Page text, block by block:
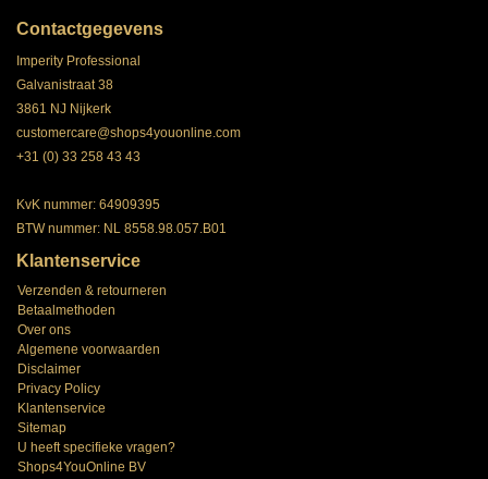
Contactgegevens
Imperity Professional
Galvanistraat 38
3861 NJ Nijkerk
customercare@shops4youonline.com
+31 (0) 33 258 43 43
KvK nummer: 64909395
BTW nummer: NL 8558.98.057.B01
Klantenservice
Verzenden & retourneren
Betaalmethoden
Over ons
Algemene voorwaarden
Disclaimer
Privacy Policy
Klantenservice
Sitemap
U heeft specifieke vragen?
Shops4YouOnline BV